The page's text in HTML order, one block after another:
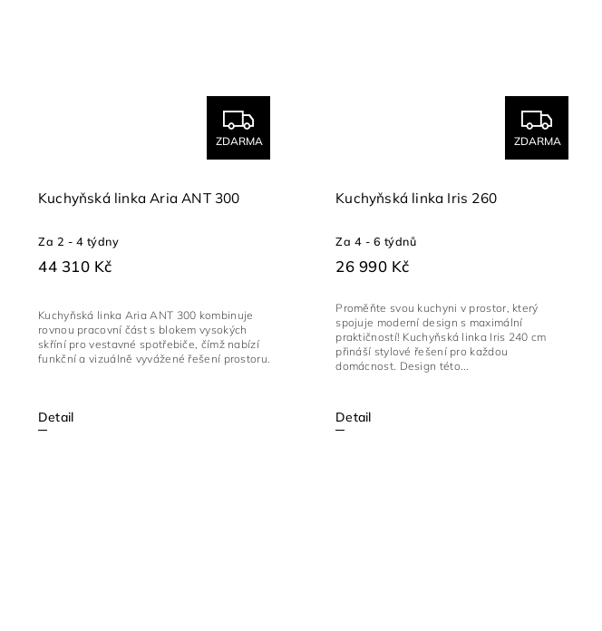
ZDARMA
Kuchyňská linka Aria ANT 300
Za 2 - 4 týdny
44 310 Kč
Detail
Kuchyňská linka Aria ANT 300 kombinuje
rovnou pracovní část s blokem vysokých
skříní pro vestavné spotřebiče, čímž nabízí
funkční a vizuálně vyvážené řešení prostoru.
ZDARMA
Kuchyňská linka Iris 260
Za 4 - 6 týdnů
26 990 Kč
Detail
Proměňte svou kuchyni v prostor, který
spojuje moderní design s maximální
praktičností! Kuchyňská linka Iris 240 cm
přináší stylové řešení pro každou
domácnost. Design této...